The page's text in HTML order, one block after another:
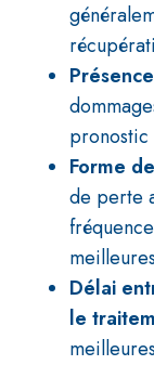
pronostic
Forme
de perte
Délai
le